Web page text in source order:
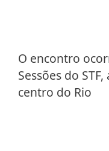
O encontro
Sessões do
centro do Rio